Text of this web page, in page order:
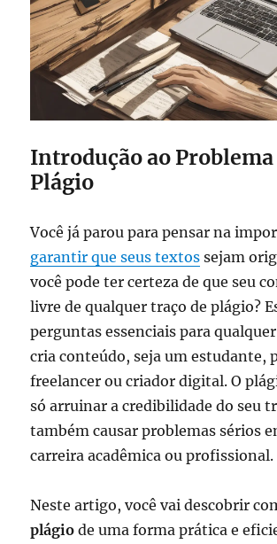
Introdução ao Problema
Plágio
Você já parou para pensar na
garantir que seus textos sejam
você pode ter certeza de que seu
livre de qualquer traço de plágio?
perguntas essenciais para
cria conteúdo, seja um estudante,
freelancer ou criador digital. O
só arruinar a credibilidade do seu
também causar problemas sérios
carreira acadêmica ou profissional.
Neste artigo, você vai descobrir
plágio de uma forma prática e